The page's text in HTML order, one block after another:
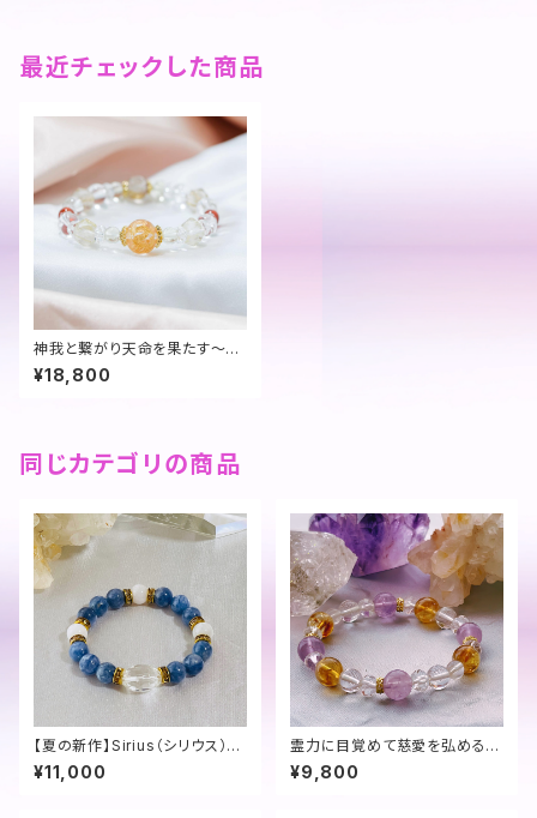
最近チェックした商品
神我と繋がり天命を果たす～悠
久の宇宙龍ブレス
¥18,800
同じカテゴリの商品
【夏の新作】Sirius（シリウス）〜
目覚めの蒼〜
¥11,000
霊力に目覚めて慈愛を弘める～
光明虹龍ブレス
¥9,800